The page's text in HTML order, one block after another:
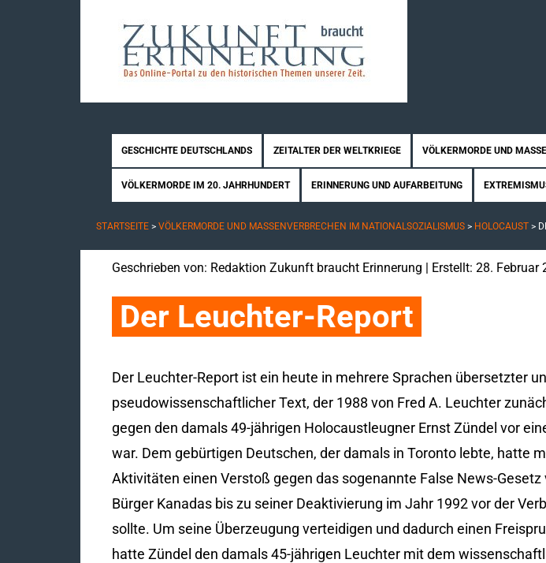
GESCHICHTE DEUTSCHLANDS ZEITALTER DER WELTKRIEGE VÖLKERMORDE UND
VÖLKERMORDE IM 20. JAHRHUNDERT ERINNERUNG UND AUFARBEITUNG
STARTSEITE > VÖLKERMORDE UND MASSENVERBRECHEN IM NATIONALSOZIALISMUS > HOLOCAUST >
Geschrieben von: Redaktion Zukunft braucht Erinnerung | Erstellt: 28. Februar
Der Leuchter-Report
Der Leuchter-Report ist ein heute in mehrere Sprachen übersetzter
pseudowissenschaftlicher Text, der 1988 von Fred A. Leuchter
gegen den damals 49-jährigen Holocaustleugner Ernst Zündel vor
war. Dem gebürtigen Deutschen, der damals in Toronto lebte, hatte
Aktivitäten einen Verstoß gegen das sogenannte False News-
Bürger Kanadas bis zu seiner Deaktivierung im Jahr 1992 vor der
sollte. Um seine Überzeugung verteidigen und dadurch einen
hatte Zündel den damals 45-jährigen Leuchter mit dem